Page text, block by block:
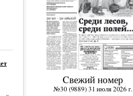
Cвежий номер
№30 (9889) 31 июля 2026 г.